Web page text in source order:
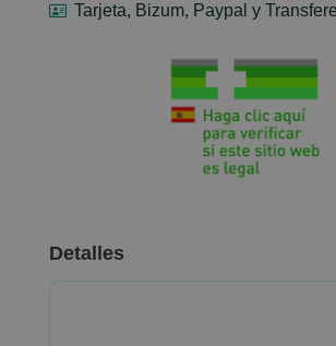
Tarjeta, Bizum, Paypal y
Detalles